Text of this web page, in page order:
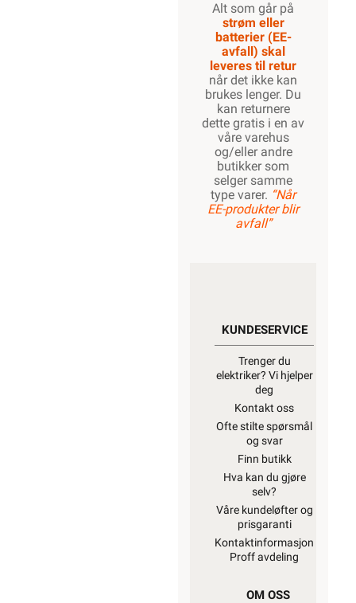
Alt som går på
strøm eller
batterier (EE-
avfall) skal
leveres til retur
når det ikke kan
brukes lenger. Du
kan returnere
dette gratis i en av
våre varehus
og/eller andre
butikker som
selger samme
type varer. “Når
EE-produkter blir
avfall”
KUNDESERVICE
Trenger du
elektriker? Vi hjelper
deg
Kontakt oss
Ofte stilte spørsmål
og svar
Finn butikk
Hva kan du gjøre
selv?
Våre kundeløfter og
prisgaranti
Kontaktinformasjon
Proff avdeling
OM OSS